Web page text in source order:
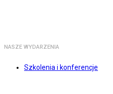
NASZE WYDARZENIA
Szkolenia i konferencje